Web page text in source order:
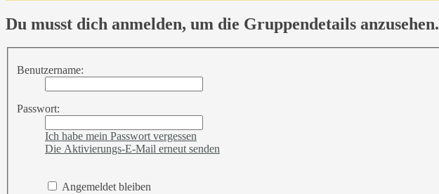
Du musst dich anmelden, um die Gruppendetails anzusehen.
Benutzername:
Passwort:
Ich habe mein Passwort vergessen
Die Aktivierungs-E-Mail erneut senden
Angemeldet bleiben